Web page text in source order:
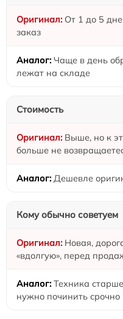
От 1 до 5
заказ
Чаще в день
лежат на складе
Стоимость
Выше, но к
больше не
Дешевле
Кому обычно советуем
Новая,
«вдолгую», перед
Техника
нужно починить срочно